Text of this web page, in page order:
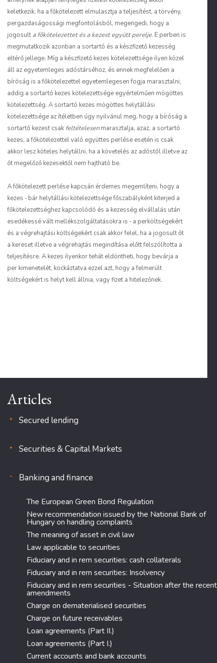
keletkezik, ha a főkötelezett elmulasztja a teljesítést, a törvény,
pergazdaságossági megfontolásból, megengedi, hogy a
jogosult a főkötelezettet és a kezest együtt perelje. E perben is
megmutatkozik azonban a sortartó és a készfizető kezesség
eltérő jellege. Míg a készfizető kezes kötelezettsége ilyen közel
áll az egyetemleges adóstárséhoz, és ennek megfelelően a
bíróság is a főkötelezettel egyetemlegesen fogja marasztalni,
addig a sortartó kezes kötelezettsége egyértelműen mögöttes
kötelezettség. A sortartó kezes mögöttes helytállási
kötelezettsége az ítéletben úgy nyilvánul meg, hogy a bíróság a
sortartó kezest csak feltételesenmarasztalja, azaz, a sortartó
kezes, a főkötelezettel való együttes perlése esetén is csak
akkor lesz köteles helytállni, ha a követelés az adóstól illetve az
őt megelőző kezesektől nem hajtható be.
A főkötelezett perlése kapcsán érdemes megemlíteni, hogy a
kezes ‑ bár helytállási kötelezettsége főszabályként kiterjed a
főkötelezettséghez kapcsolódó és a kezesség elvállalás után
esedékessé vált mellékszolgáltatásokra is ‑ a perköltségekért
és a végrehajtási költségekért csak akkor felel, ha a jogosult őt
a kereset illetve a végrehajtás megindítása előtt felszólította a
teljesítésre. A kezes ilyenkor tehát eldöntheti, hogy bevárja a
per kimenetelét, kockáztatva ezzel azt, hogy a felmerült
költségekért is helyt kell állnia, vagy fizet a hitelezőnek.
Articles
Secured lending
Securities & Capital Markets
Banking and finance
The European Green Bond Regulation
New recommendation issued by the National Bank of
Hungary on handling complaints
The meaning of asset in civil law
Law applicable to securities
Fiduciary and in rem securities: cash collaterals
Fiduciary and in rem securities: Insolvency
Fiduciary and in rem securities - Situation after the recent
amendments
Charge on dematerialised securities
Charge on future receivables
Loan agreements (Part II.)
Loan agreements (Part I.)
Current accounts and bank accounts